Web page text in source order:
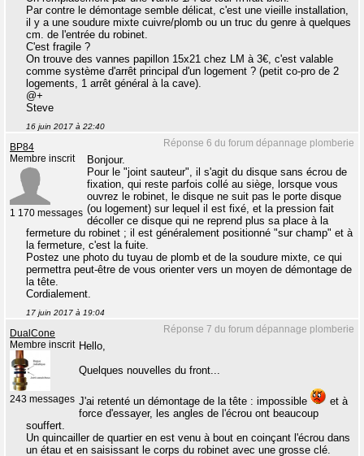
Par contre le démontage semble délicat, c'est une vieille installation,
il y a une soudure mixte cuivre/plomb ou un truc du genre à quelques
cm. de l'entrée du robinet.
C'est fragile ?
On trouve des vannes papillon 15x21 chez LM à 3€, c'est valable
comme système d'arrêt principal d'un logement ? (petit co-pro de 2
logements, 1 arrêt général à la cave).
@+
Steve
16 juin 2017 à 22:40
Réponse 6 du forum dépannage plomberie
BP84
Membre inscrit
1 170 messages
Bonjour.
Pour le "joint sauteur", il s'agit du disque sans écrou de
fixation, qui reste parfois collé au siège, lorsque vous
ouvrez le robinet, le disque ne suit pas le porte disque
(ou logement) sur lequel il est fixé, et la pression fait
décoller ce disque qui ne reprend plus sa place à la
fermeture du robinet ; il est généralement positionné "sur champ" et à
la fermeture, c'est la fuite.
Postez une photo du tuyau de plomb et de la soudure mixte, ce qui
permettra peut-être de vous orienter vers un moyen de démontage de
la tête.
Cordialement.
17 juin 2017 à 19:04
Réponse 7 du forum dépannage plomberie
DualCone
Membre inscrit
243 messages
Hello,
Quelques nouvelles du front...
J'ai retenté un démontage de la tête : impossible
et à
force d'essayer, les angles de l'écrou ont beaucoup
souffert.
Un quincailler de quartier en est venu à bout en coinçant l'écrou dans
un étau et en saisissant le corps du robinet avec une grosse clé.